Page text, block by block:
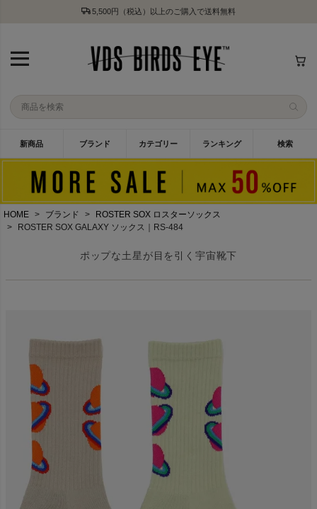
5,500円（税込）以上のご購入で送料無料
新商品 ブランド カテゴリー ランキング 検索
HOME ブランド
ROSTER SOX ロスターソックス
ROSTER SOX GALAXY ソックス｜RS-484
ポップな土星が目を引く宇宙靴下